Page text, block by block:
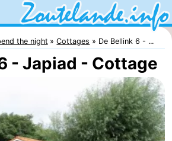
the night Cottages De Bellink 6 - ...
- Japiad - Cottage